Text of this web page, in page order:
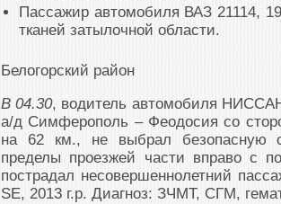
Пассажир автомобиля ВАЗ 21114,
тканей затылочной области.
Белогорский район
В 04.30, водитель автомобиля
а/д Симферополь – Феодосия со
на 62 км., не выбрал безопасную
пределы проезжей части вправо с
пострадал несовершеннолетний
SЕ, 2013 г.р. Диагноз: ЗЧМТ, СГМ,